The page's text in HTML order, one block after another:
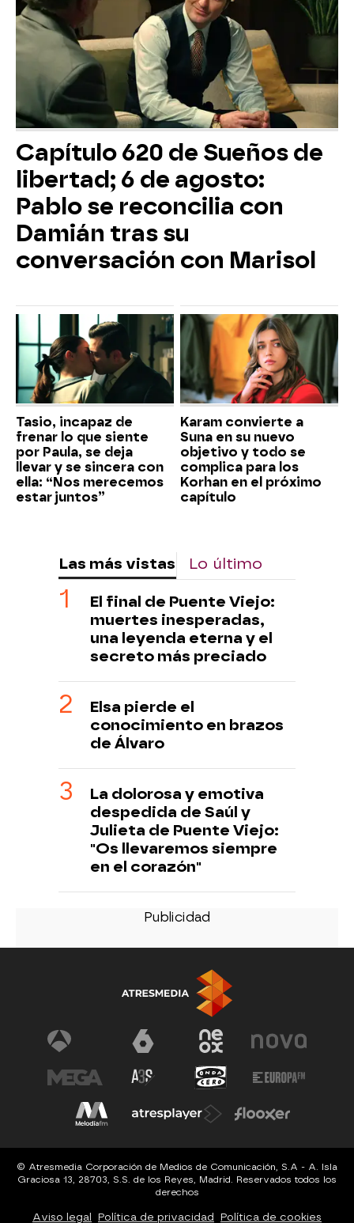
Capítulo 620 de Sueños de
libertad; 6 de agosto:
Pablo se reconcilia con
Damián tras su
conversación con Marisol
Tasio, incapaz de
frenar lo que siente
por Paula, se deja
llevar y se sincera con
ella: “Nos merecemos
estar juntos”
Karam convierte a
Suna en su nuevo
objetivo y todo se
complica para los
Korhan en el próximo
capítulo
Las más vistas Lo último
El final de Puente Viejo:
muertes inesperadas,
una leyenda eterna y el
secreto más preciado
Elsa pierde el
conocimiento en brazos
de Álvaro
La dolorosa y emotiva
despedida de Saúl y
Julieta de Puente Viejo:
"Os llevaremos siempre
en el corazón"
© Atresmedia Corporación de Medios de Comunicación, S.A - A. Isla
Graciosa 13, 28703, S.S. de los Reyes, Madrid. Reservados todos los
derechos
Aviso legal Política de privacidad Política de cookies